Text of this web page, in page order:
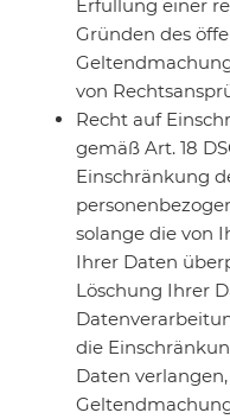
Erfüllung einer
Gründen des
von
Recht auf
gemäß Art. 18
Einschränkung
solange die von
Ihrer Daten
Löschung Ihrer
die
Daten